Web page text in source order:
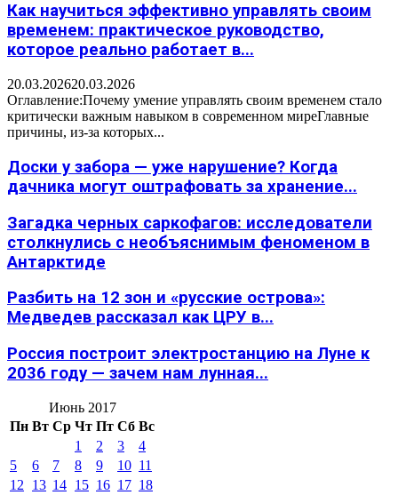
Как научиться эффективно управлять своим
временем: практическое руководство,
которое реально работает в...
20.03.202620.03.2026
Оглавление:Почему умение управлять своим временем стало
критически важным навыком в современном миреГлавные
причины, из-за которых...
Доски у забора — уже нарушение? Когда
дачника могут оштрафовать за хранение...
Загадка черных саркофагов: исследователи
столкнулись с необъяснимым феноменом в
Антарктиде
Разбить на 12 зон и «русские острова»:
Медведев рассказал как ЦРУ в...
Россия построит электростанцию на Луне к
2036 году — зачем нам лунная...
Июнь 2017
Пн Вт Ср Чт Пт Сб Вс
1
2 3
4
5
6 7 8 9 10 11
12
13 14 15 16 17 18